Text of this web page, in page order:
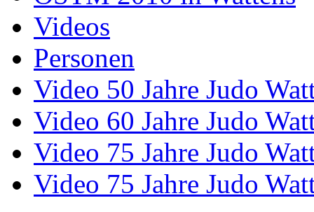
Videos
Personen
Video 50 Jahre Judo
Video 60 Jahre Judo
Video 75 Jahre Judo
Video 75 Jahre Judo